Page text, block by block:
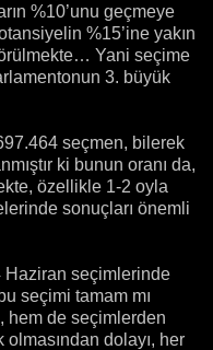
%10’unu geçmeye
%15’ine yakın
Yani seçime
3. büyük
seçmen, bilerek
ki bunun oranı da,
özellikle 1-2 oyla
sonuçları önemli
Haziran seçimlerinde
seçimi tamam mı
hem de seçimlerden
dolayı, her